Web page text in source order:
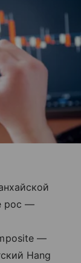
рос —
—
Hang